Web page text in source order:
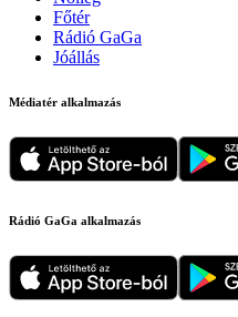
Főtér
Rádió GaGa
Jóállás
Médiatér alkalmazás
Rádió GaGa alkalmazás